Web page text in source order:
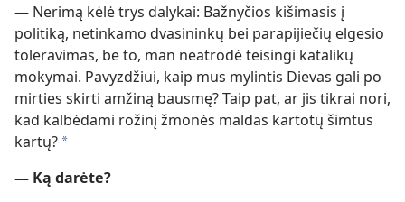
— Nerimą kėlė trys dalykai: Bažnyčios kišimasis į
politiką, netinkamo dvasininkų bei parapijiečių elgesio
toleravimas, be to, man neatrodė teisingi katalikų
mokymai. Pavyzdžiui, kaip mus mylintis Dievas gali po
mirties skirti amžiną bausmę? Taip pat, ar jis tikrai nori,
kad kalbėdami rožinį žmonės maldas kartotų šimtus
kartų? *
— Ką darėte?